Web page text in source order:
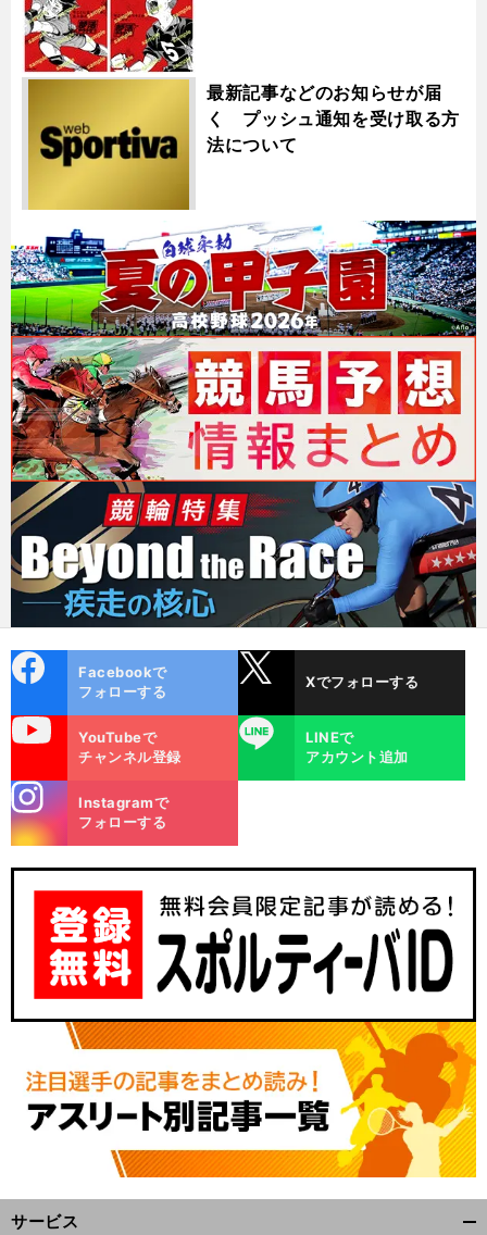
最新記事などのお知らせが届
く プッシュ通知を受け取る方
法について
ok
Facebookで
フォローする
Xでフォローする
YouTubeで
チャンネル登録
LINE
LINEで
アカウント追加
m
Instagramで
フォローする
サービス